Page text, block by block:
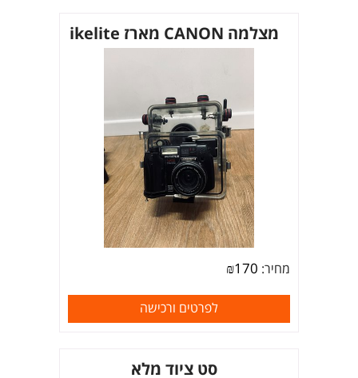
מצלמה CANON מארז ikelite
מחיר: ₪170
לפרטים ורכישה
סט ציוד מלא